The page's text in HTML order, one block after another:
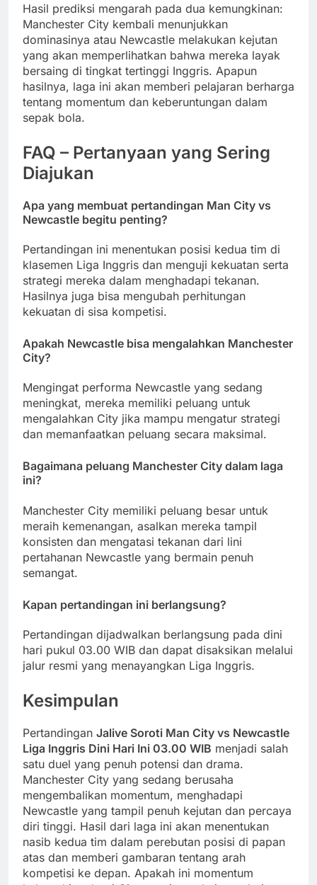
Hasil prediksi mengarah pada dua kemungkinan:
Manchester City kembali menunjukkan
dominasinya atau Newcastle melakukan kejutan
yang akan memperlihatkan bahwa mereka layak
bersaing di tingkat tertinggi Inggris. Apapun
hasilnya, laga ini akan memberi pelajaran berharga
tentang momentum dan keberuntungan dalam
sepak bola.
FAQ – Pertanyaan yang Sering
Diajukan
Apa yang membuat pertandingan Man City vs
Newcastle begitu penting?
Pertandingan ini menentukan posisi kedua tim di
klasemen Liga Inggris dan menguji kekuatan serta
strategi mereka dalam menghadapi tekanan.
Hasilnya juga bisa mengubah perhitungan
kekuatan di sisa kompetisi.
Apakah Newcastle bisa mengalahkan Manchester
City?
Mengingat performa Newcastle yang sedang
meningkat, mereka memiliki peluang untuk
mengalahkan City jika mampu mengatur strategi
dan memanfaatkan peluang secara maksimal.
Bagaimana peluang Manchester City dalam laga
ini?
Manchester City memiliki peluang besar untuk
meraih kemenangan, asalkan mereka tampil
konsisten dan mengatasi tekanan dari lini
pertahanan Newcastle yang bermain penuh
semangat.
Kapan pertandingan ini berlangsung?
Pertandingan dijadwalkan berlangsung pada dini
hari pukul 03.00 WIB dan dapat disaksikan melalui
jalur resmi yang menayangkan Liga Inggris.
Kesimpulan
Pertandingan Jalive Soroti Man City vs Newcastle
Liga Inggris Dini Hari Ini 03.00 WIB menjadi salah
satu duel yang penuh potensi dan drama.
Manchester City yang sedang berusaha
mengembalikan momentum, menghadapi
Newcastle yang tampil penuh kejutan dan percaya
diri tinggi. Hasil dari laga ini akan menentukan
nasib kedua tim dalam perebutan posisi di papan
atas dan memberi gambaran tentang arah
kompetisi ke depan. Apakah ini momentum